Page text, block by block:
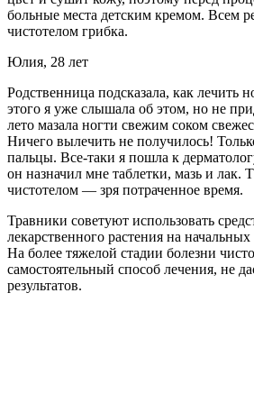
больные места детским кремом. Всем
чистотелом грибка.
Юлия, 28 лет
Родственница подсказала, как лечить
этого я уже слышала об этом, но не
лето мазала ногти свежим соком
Ничего вылечить не получилось!
пальцы. Все-таки я пошла к
он назначил мне таблетки, мазь и лак.
чистотелом — зря потраченное время.
Травники советуют использовать
лекарственного растения на начальных
На более тяжелой стадии болезни
самостоятельный способ лечения, не
результатов.